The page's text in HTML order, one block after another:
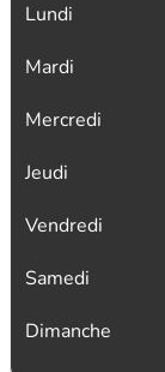
Lundi
Mardi
Mercredi
Jeudi
Vendredi
Samedi
Dimanche